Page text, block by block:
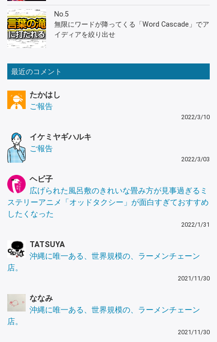
No.5
無限にワードが降ってくる「Word Cascade」でア
イディアを絞り出せ
最近のコメント
たかはし
ご報告
2022/3/10
イケミヤギハルキ
ご報告
2022/3/03
ヘビ子
広げられた風呂敷のきれいな畳み方が見事過ぎるミ
ステリーアニメ「オッドタクシー」が面白すぎておすすめ
したくなった
2022/1/31
TATSUYA
沖縄に唯一ある、世界規模の、ラーメンチェーン
店。
2021/11/30
ななみ
沖縄に唯一ある、世界規模の、ラーメンチェーン
店。
2021/11/30